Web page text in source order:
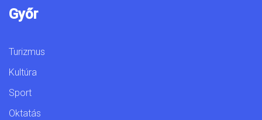
Győr
Turizmus
Kultúra
Sport
Oktatás